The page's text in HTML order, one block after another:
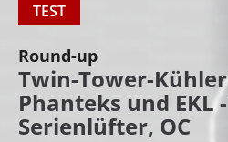
TEST
Round-up
Twin-Tower-
Phanteks und EKL
Serienlüfter, OC